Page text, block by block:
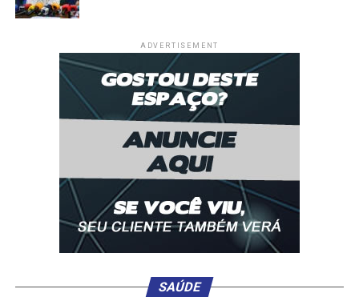
Comentários
ATÉ CIDADES
LICENCIAMENTO PLACA
ADVERTISEMENT
SAÚDE